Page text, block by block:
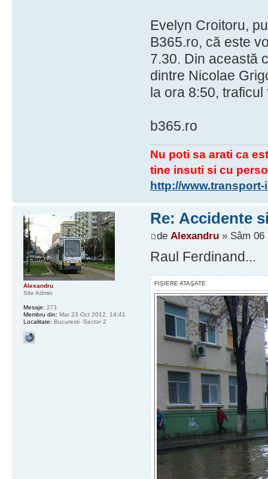
Evelyn Croitoru,
B365.ro, că este
7.30. Din această
dintre Nicolae
la ora 8:50, traficul
b365.ro
Nu poti sa arati ca
tine insuti si cu
http://
Re: Accidente
de Alexandru» Sâm 06
Raul Ferdinand...
FIŞIERE ATAŞATE
Alexandru
Site Admin
Mesaje: 271
Membru din: Mar 23 Oct 2012, 14:41
Localitate: Bucuresti -Sector 2